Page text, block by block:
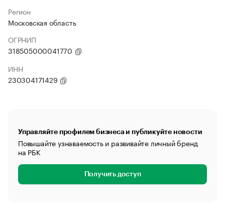
Регион
Московская область
ОГРНИП
318505000041770
ИНН
230304171429
Управляйте профилем бизнеса и публикуйте новости
Повышайте узнаваемость и развивайте личный бренд
на РБК
Получить доступ